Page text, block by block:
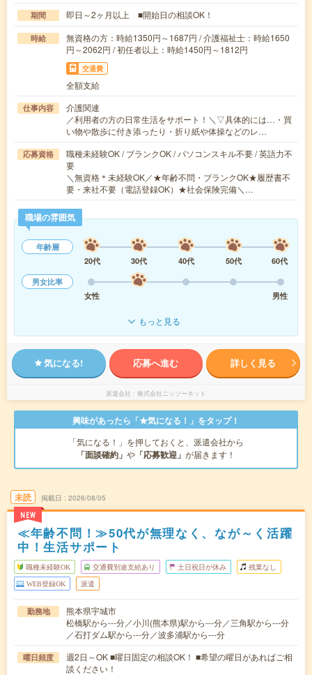
期間 即日～2ヶ月以上 ■開始日の相談OK！
時給
無資格の方：時給1350円～1687円 / 介護福祉士：時給1650
円～2062円 / 初任者以上：時給1450円～1812円
交通費
全額支給
仕事内容
介護関連
／利用者の方の日常生活をサポート！＼▽具体的には…・買
い物や散歩に付き添ったり・折り紙や体操などのレ…
応募資格
職種未経験OK / ブランクOK / パソコンスキル不要 / 英語力不
要
＼無資格＊未経験OK／★年齢不問・ブランクOK★履歴書不
要・来社不要（電話登録OK）★社会保険完備＼…
職場の雰囲気
年齢層
20代
30代 40代 50代
60代
男女比率
女性
男性
もっと見る
気になる! 応募へ進む 詳しく見る
派遣会社 株式会社ニッソーネット
興味があったら「★気になる！」をタップ！
「気になる！」を押しておくと、派遣会社から
「面談確約」 や 「応募歓迎」 が届きます！
未読
NEW
掲載日 2026/08/05
≪年齢不問！≫50代が無理なく、なが～く活躍
中！生活サポート
職種未経験OK 交通費別途支給あり 土日祝日が休み 残業なし
WEB登録OK 派遣
勤務地
熊本県宇城市
松橋駅から---分／小川(熊本県)駅から---分／三角駅から---分
／石打ダム駅から---分／波多浦駅から---分
曜日頻度
週2日～OK ■曜日固定の相談OK！ ■希望の曜日があればご相
談ください！